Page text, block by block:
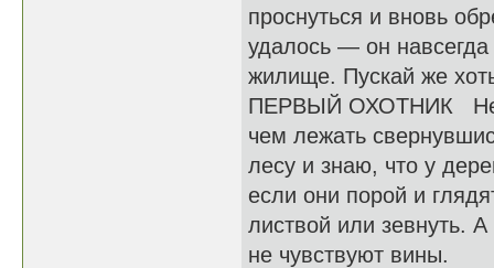
проснуться и вновь
удалось — он навсегда
жилище. Пускай же
ПЕРВЫЙ ОХОТНИК Не
чем лежать
лесу и знаю, что у
если они порой и
листвой или зевнуть.
не чувствуют вины.